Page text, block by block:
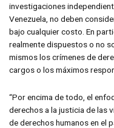
investigaciones
Venezuela, no deben
bajo cualquier costo. En
realmente dispuestos o no
mismos los crímenes de
cargos o los máximos
“Por encima de todo, el
derechos a la justicia de las
de derechos humanos en el